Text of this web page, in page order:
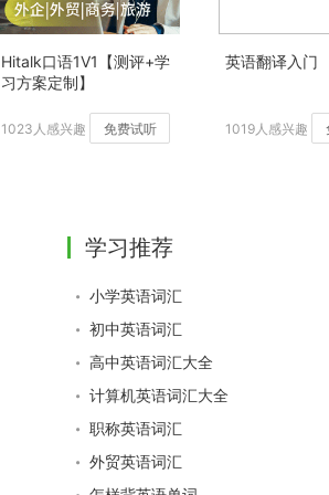
Hitalk口语1V1【测评+学
习方案定制】
1023人感兴趣 免费试听
英语翻译入门
1019人感兴趣
学习推荐
小学英语词汇
初中英语词汇
高中英语词汇大全
计算机英语词汇大全
职称英语词汇
外贸英语词汇